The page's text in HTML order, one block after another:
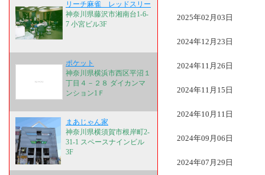
リーチ麻雀 レッドスリー
神奈川県藤沢市湘南台1-6-
7 小宮ビル3F
ポケット
神奈川県横浜市西区平沼１
丁目４－２８ ダイカンマ
ンション1Ｆ
まあじゃん家
神奈川県横須賀市根岸町2-
31-1 スペースナインビル
3F
2025年02月03日
2024年12月23日
2024年11月26日
2024年11月15日
2024年10月11日
2024年09月06日
2024年07月29日